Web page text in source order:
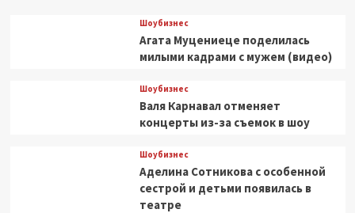
Шоубизнес
Агата Муцениеце поделилась
милыми кадрами с мужем (видео)
Шоубизнес
Валя Карнавал отменяет
концерты из-за съемок в шоу
Шоубизнес
Аделина Сотникова с особенной
сестрой и детьми появилась в
театре